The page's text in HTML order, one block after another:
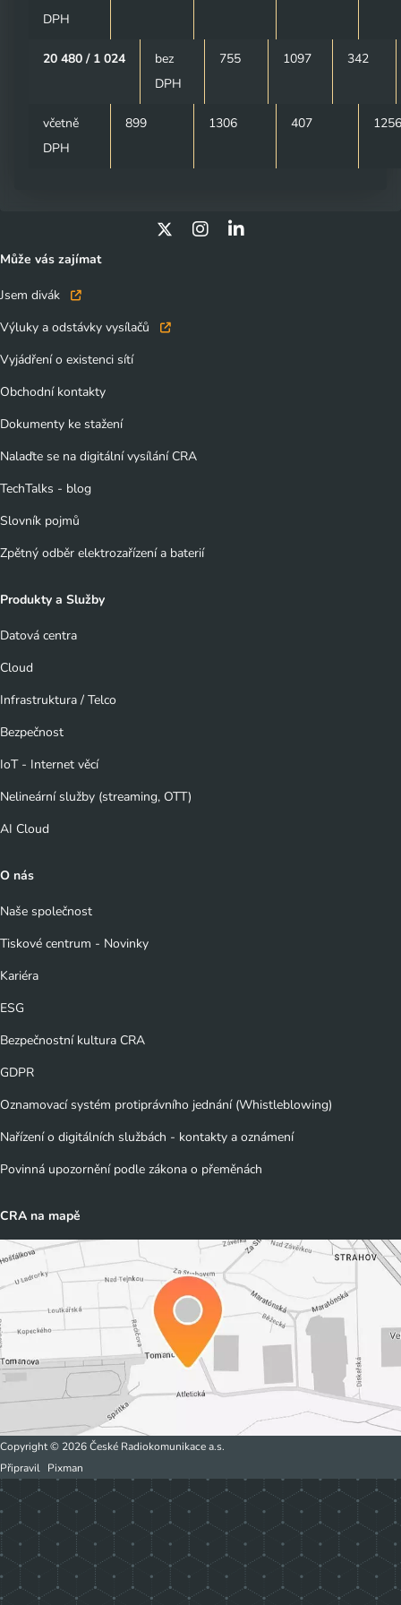
kdykoliv změnit nebo odvolat souhlas ve svém nastavení.
DPH
20 480 / 1 024
bez
DPH
755 1097 342
včetně
DPH
899 1306 407
Může vás zajímat
Jsem divák
Výluky a odstávky vysílačů
Vyjádření o existenci sítí
Obchodní kontakty
Dokumenty ke stažení
Nalaďte se na digitální vysílání CRA
TechTalks - blog
Slovník pojmů
Zpětný odběr elektrozařízení a baterií
Produkty a Služby
Datová centra
Cloud
Infrastruktura / Telco
Bezpečnost
IoT - Internet věcí
Nelineární služby (streaming, OTT)
AI Cloud
O nás
Naše společnost
Tiskové centrum - Novinky
Kariéra
ESG
Bezpečnostní kultura CRA
GDPR
Oznamovací systém protiprávního jednání (Whistleblowing)
Nařízení o digitálních službách - kontakty a oznámení
Povinná upozornění podle zákona o přeměnách
CRA na mapě
Copyright © 2026 České Radiokomunikace a.s.
Připravil Pixman